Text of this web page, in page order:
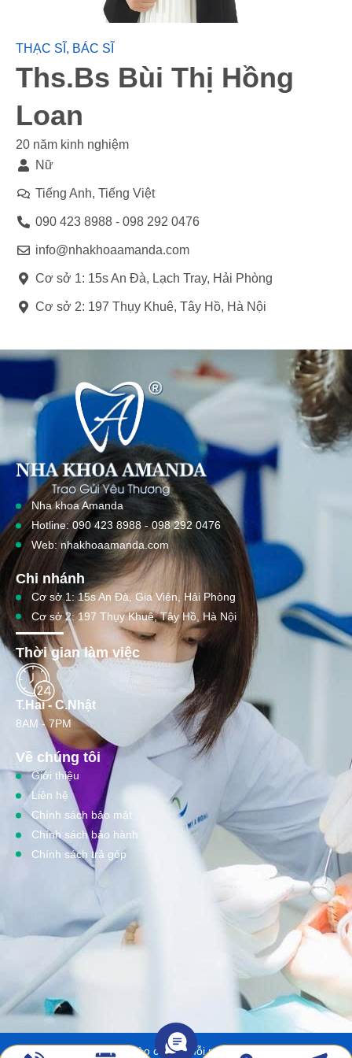
THẠC SĨ, BÁC SĨ
Ths.Bs Bùi Thị Hồng
Loan
20 năm kinh nghiệm
Nữ
Tiếng Anh, Tiếng Việt
090 423 8988 - 098 292 0476
info@nhakhoaamanda.com
Cơ sở 1: 15s An Đà, Lạch Tray, Hải Phòng
Cơ sở 2: 197 Thụy Khuê, Tây Hồ, Hà Nội
Nha khoa Amanda
Hotline: 090 423 8988 - 098 292 0476
Web: nhakhoaamanda.com
Chi nhánh
Cơ sở 1: 15s An Đà, Gia Viên, Hải Phòng
Cơ sở 2: 197 Thụy Khuê, Tây Hồ, Hà Nội
Thời gian làm việc
T.Hai - C.Nhật
8AM - 7PM
Về chúng tôi
Giới thiệu
Liên hệ
Chính sách bảo mật
Chính sách bảo hành
Chính sách trả góp
Lưu ý kết quả tùy thuộc vào cơ địa mỗi người. Copy right © 2025 -